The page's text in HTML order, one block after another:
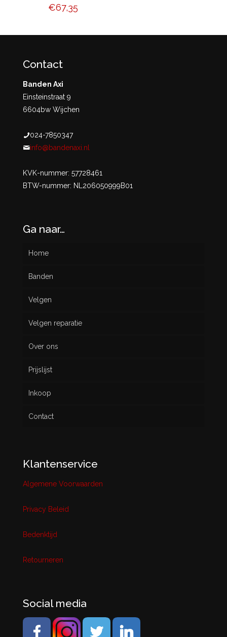
€67,35
Contact
Banden Axi
Einsteinstraat 9
6604bw Wijchen
024-7850347
info@bandenaxi.nl
KVK-nummer: 57728461
BTW-nummer: NL206050999B01
Ga naar…
Home
Banden
Nieuw
Gebruikt
Velgen
Velgen reparatie
Over ons
Prijslijst
Inkoop
Contact
Klantenservice
Algemene Voorwaarden
Privacy Beleid
Bedenktijd
Retourneren
Social media